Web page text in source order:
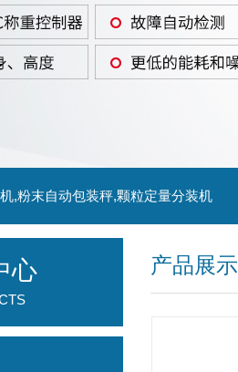
,粉末自动包装秤,颗粒定量分装机
产品展示
心